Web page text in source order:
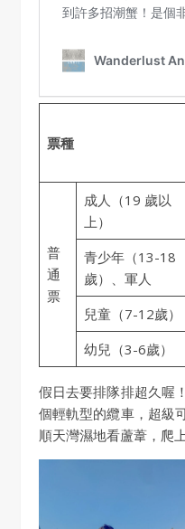
票種
普
通
票
成人（19 歲以
上）
青少年（13-18
歲）、軍人
兒童（7-12歲）
幼兒（3-6歲）
假日去要排隊排超久喔
個輕軌型的纜車，超級
順天灣濕地看蘆葦，爬